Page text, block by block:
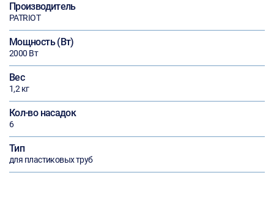
Производитель
PATRIOT
Мощность (Вт)
2000 Вт
Вес
1,2 кг
Кол-во насадок
6
Тип
для пластиковых труб